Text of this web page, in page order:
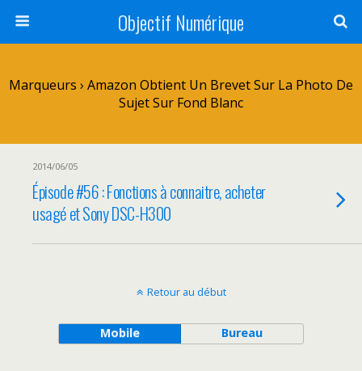
Objectif Numérique
Marqueurs › Amazon Obtient Un Brevet Sur La Photo De
Sujet Sur Fond Blanc
2014/06/05
Épisode #56 : Fonctions à connaitre, acheter
usagé et Sony DSC-H300
Retour au début
Mobile Bureau